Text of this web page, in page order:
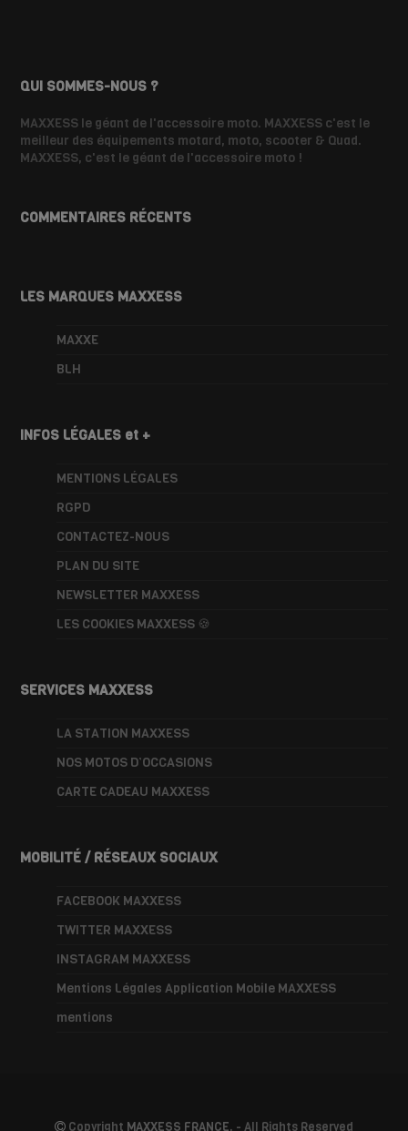
QUI SOMMES-NOUS ?
MAXXESS le géant de l'accessoire moto. MAXXESS c'est le
meilleur des équipements motard, moto, scooter & Quad.
MAXXESS, c'est le géant de l'accessoire moto !
COMMENTAIRES RÉCENTS
LES MARQUES MAXXESS
MAXXE
BLH
INFOS LÉGALES et +
MENTIONS LÉGALES
RGPD
CONTACTEZ-NOUS
PLAN DU SITE
NEWSLETTER MAXXESS
LES COOKIES MAXXESS 🍪
SERVICES MAXXESS
LA STATION MAXXESS
NOS MOTOS D’OCCASIONS
CARTE CADEAU MAXXESS
MOBILITÉ / RÉSEAUX SOCIAUX
FACEBOOK MAXXESS
TWITTER MAXXESS
INSTAGRAM MAXXESS
Mentions Légales Application Mobile MAXXESS
mentions
Copyright MAXXESS FRANCE. - All Rights Reserved